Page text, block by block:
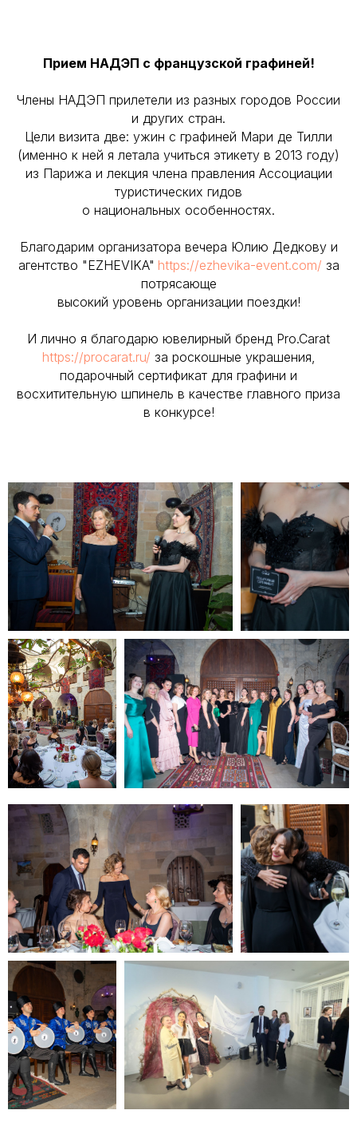
Прием НАДЭП с французской графиней!
Члены НАДЭП прилетели из разных городов России
и других стран.
Цели визита две: ужин с графиней Мари де Тилли
(именно к ней я летала учиться этикету в 2013 году)
из Парижа и лекция члена правления Ассоциации
туристических гидов
о национальных особенностях.
Благодарим организатора вечера Юлию Дедкову и
агентство "EZHEVIKA" https://ezhevika-event.com/ за
потрясающе
высокий уровень организации поездки!
И лично я благодарю ювелирный бренд Pro.Carat
https://procarat.ru/ за роскошные украшения,
подарочный сертификат для графини и
восхитительную шпинель в качестве главного приза
в конкурсе!